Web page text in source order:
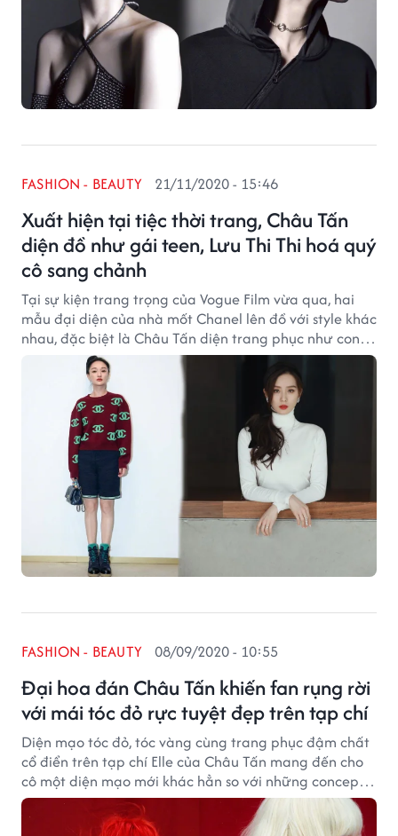
Xuất hiện tại tiệc thời trang, Châu Tấn
diện đồ như gái teen, Lưu Thi Thi hoá quý
cô sang chảnh
FASHION - BEAUTY 21/11/2020 - 15:46
Tại sự kiện trang trọng của Vogue Film vừa qua, hai
mẫu đại diện của nhà mốt Chanel lên đồ với style khác
nhau, đặc biệt là Châu Tấn diện trang phục như con
Đại hoa đán Châu Tấn khiến fan rụng rời
với mái tóc đỏ rực tuyệt đẹp trên tạp chí
FASHION - BEAUTY 08/09/2020 - 10:55
Diện mạo tóc đỏ, tóc vàng cùng trang phục đậm chất
cổ điển trên tạp chí Elle của Châu Tấn mang đến cho
cô một diện mạo mới khác hẳn so với những concept
trước.